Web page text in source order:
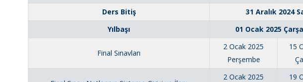
Ders Bitiş
31 Aralık 2024
Yılbaşı
01 Ocak 2025
Final Sınavları
2 Ocak 2025
Perşembe
15
2 Ocak 2025
19